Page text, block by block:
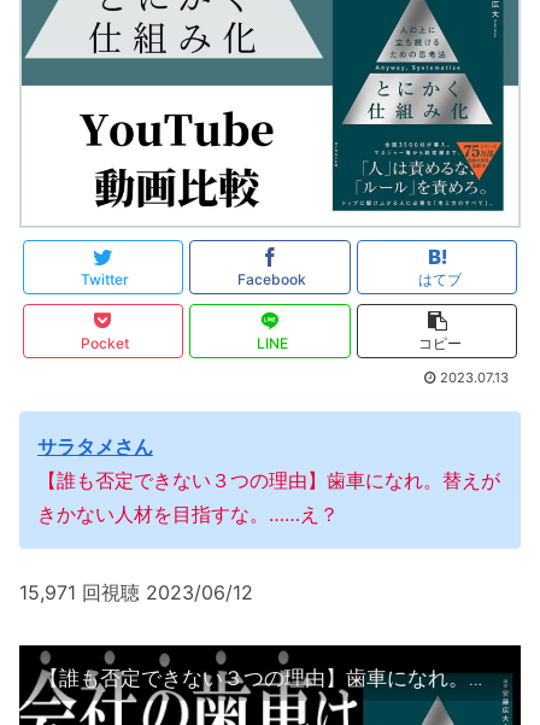
Twitter Facebook はてブ
Pocket LINE コピー
2023.07.13
サラタメさん
【誰も否定できない３つの理由】歯車になれ。替えが
きかない人材を目指すな。……え？
15,971 回視聴 2023/06/12
【誰も否定できない３つの理由】歯車になれ。替えがきかない人材を目指すな。……え？